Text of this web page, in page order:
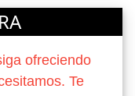
ofreciendo
Te